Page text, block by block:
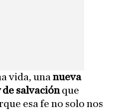
vida, una nueva
salvaciónque
esa fe no solo nos